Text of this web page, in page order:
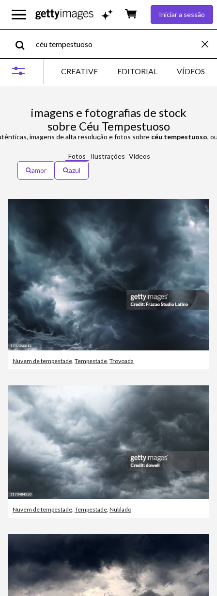
Iniciar a sessão
CREATIVE EDITORIAL VÍDEOS
imagens e fotografias de stock
sobre Céu Tempestuoso
imagens de alta resolução e fotos sobre céu tempestuoso,
Fotos Ilustrações Vídeos
amor
azul
Nuvem de tempestade, Tempestade, Trovoada
Nuvem de tempestade Tempestade Nublado